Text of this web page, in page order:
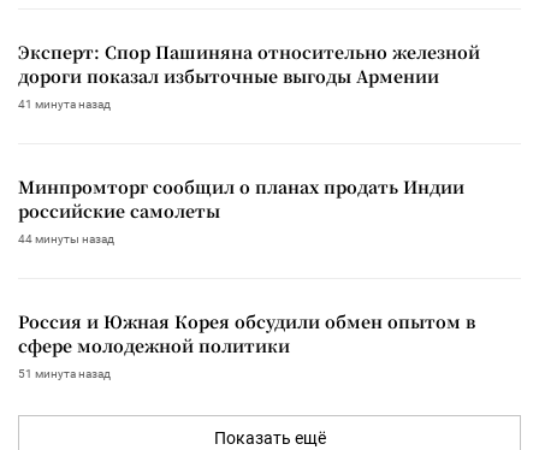
Эксперт: Спор Пашиняна относительно железной
дороги показал избыточные выгоды Армении
41 минута назад
Минпромторг сообщил о планах продать Индии
российские самолеты
44 минуты назад
Россия и Южная Корея обсудили обмен опытом в
сфере молодежной политики
51 минута назад
Показать ещё